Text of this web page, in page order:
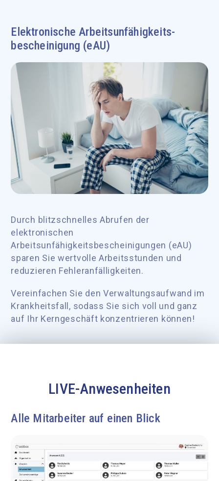
Elektronische Arbeitsunfähigkeits-
bescheinigung (eAU)
Durch blitzschnelles Abrufen der
elektronischen
Arbeitsunfähigkeitsbescheinigungen (eAU)
sparen Sie wertvolle Arbeitsstunden und
reduzieren Fehleranfälligkeiten.
Vereinfachen Sie den Verwaltungsaufwand im
Krankheitsfall, sodass Sie sich voll und ganz
auf Ihr Kerngeschäft konzentrieren können!
LIVE-Anwesenheiten
Alle Mitarbeiter auf einen Blick